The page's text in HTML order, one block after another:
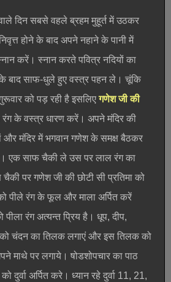
वाले दिन सबसे वहले ब्रहम मुहूर्त में उठकर
होने के बाद अपने नहाने के पानी में
करें। स्नान करते पवित्र नदियों का
बाद साफ-धुले हुए वस्त्र पहन ले। चूंकि
गुरूवार को पड़ रही है इसलिएगणेश जी की
रंग के वस्त्र धारण करें। अपने मंदिर की
मंदिर में भगवान गणेश के समक्ष बैठकर
एक साफ चैकी ले उस पर लाल रंग का
पर गणेश जी की छोटी सी प्रतिमा को
पीले रंग के फूल और माला अर्पित करें
पीला रंग अत्यन्त प्रिय है। धूप, दीप,
चंदन का तिलक लगाएं और इस तिलक को
माथे पर लगाये। षोडशोपचार का पाठ
दुर्वा अर्पित करे। ध्यान रहे दुर्वा 11, 21,